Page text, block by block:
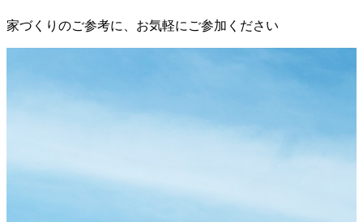
家づくりのご参考に、お気軽にご参加ください